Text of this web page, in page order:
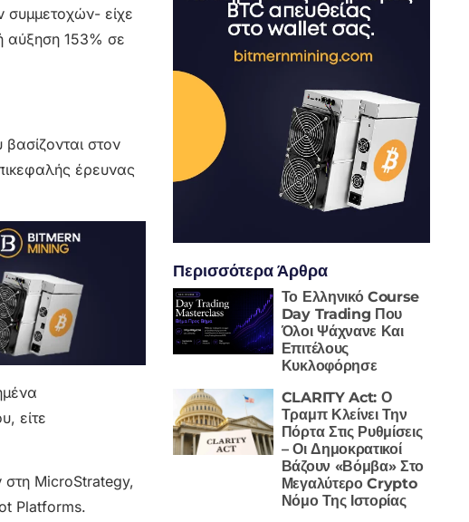
συμμετοχών- είχε
αύξηση 153% σε
στον
έρευνας
είτε
στη MicroStrategy,
Platforms.
Περισσότερα Άρθρα
Το Ελληνικό Course
Day Trading Που
Όλοι Ψάχνανε Και
Επιτέλους
Κυκλοφόρησε
CLARITY Act: Ο
Τραμπ Κλείνει Την
Πόρτα Στις Ρυθμίσεις
– Οι Δημοκρατικοί
Βάζουν «Βόμβα» Στο
Μεγαλύτερο Crypto
Νόμο Της Ιστορίας